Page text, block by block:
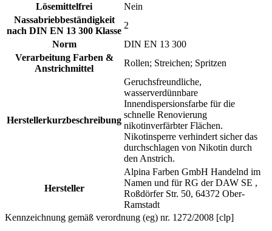
Lösemittelfrei
Nein
Nassabriebbeständigkeit
nach DIN EN 13 300 Klasse
2
Norm
DIN EN 13 300
Verarbeitung Farben &
Anstrichmittel
Rollen; Streichen; Spritzen
Herstellerkurzbeschreibung
Geruchsfreundliche,
wasserverdünnbare
Innendispersionsfarbe für die
schnelle Renovierung
nikotinverfärbter Flächen.
Nikotinsperre verhindert sicher das
durchschlagen von Nikotin durch
den Anstrich.
Hersteller
Alpina Farben GmbH Handelnd im
Namen und für RG der DAW SE ,
Roßdörfer Str. 50, 64372 Ober-
Ramstadt
Kennzeichnung gemäß verordnung (eg) nr. 1272/2008 [clp]